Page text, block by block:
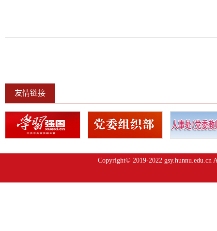
友情链接
Copyright© 2019-2022